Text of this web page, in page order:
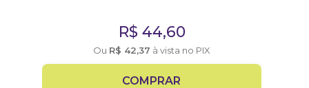
R$ 44,60
Ou R$ 42,37 à vista no PIX
COMPRAR